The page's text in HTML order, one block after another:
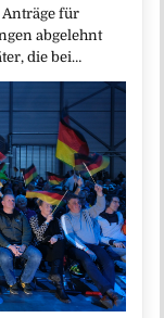
für
abgelehnt
die bei…